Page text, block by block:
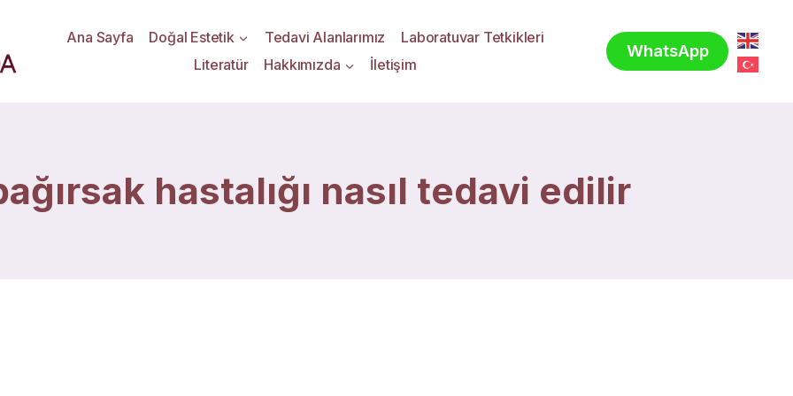
Ana Sayfa Doğal Estetik Tedavi Alanlarımız
Laboratuvar Tetkikleri
Literatür
Hakkımızda İletişim
WhatsApp
hastalığı nasıl tedavi edilir